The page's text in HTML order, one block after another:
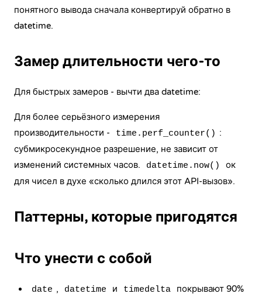
понятного вывода сначала конвертируй обратно в
datetime.
Замер длительности чего-то
Для быстрых замеров - вычти два datetime:
Для более серьёзного измерения
производительности -
time.perf_counter() :
субмикросекундное разрешение, не зависит от
изменений системных часов.
datetime.now()
ок
для чисел в духе «сколько длился этот API-вызов».
Паттерны, которые пригодятся
Что унести с собой
date , datetime и timedelta
покрывают 90%